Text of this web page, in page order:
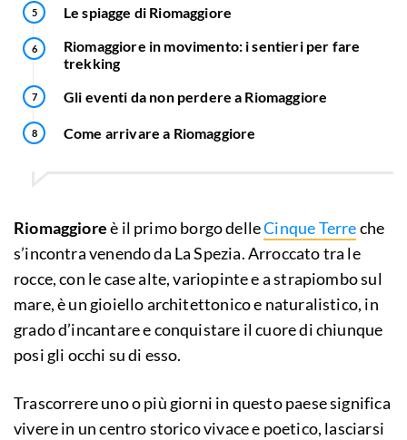
Le spiagge di Riomaggiore
Riomaggiore in movimento: i sentieri per fare
trekking
Gli eventi da non perdere a Riomaggiore
Come arrivare a Riomaggiore
Riomaggioreè il primo borgo delleCinque Terreche
s’incontra venendo da La Spezia. Arroccato tra le
rocce, con le case alte, variopinte e a strapiombo sul
mare, è un gioiello architettonico e naturalistico, in
grado d’incantare e conquistare il cuore di chiunque
posi gli occhi su di esso.
Trascorrere uno o più giorni in questo paese significa
vivere in un centro storico vivace e poetico, lasciarsi